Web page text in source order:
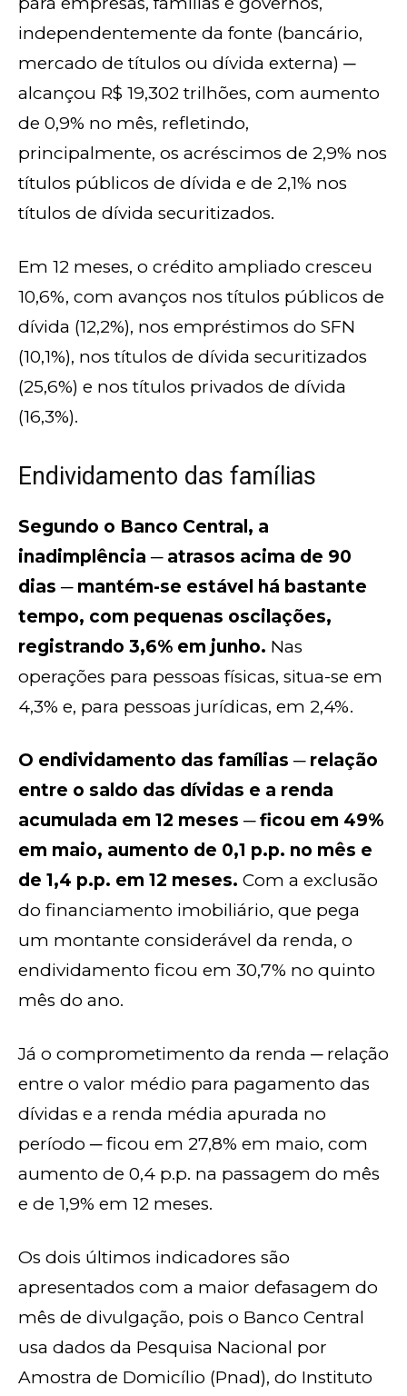
independentemente da fonte (bancário,
mercado de títulos ou dívida externa) ─
alcançou R$ 19,302 trilhões, com aumento
de 0,9% no mês, refletindo,
principalmente, os acréscimos de 2,9% nos
títulos públicos de dívida e de 2,1% nos
títulos de dívida securitizados.
Em 12 meses, o crédito ampliado cresceu
10,6%, com avanços nos títulos públicos de
dívida (12,2%), nos empréstimos do SFN
(10,1%), nos títulos de dívida securitizados
(25,6%) e nos títulos privados de dívida
(16,3%).
Endividamento das famílias
Segundo o Banco Central, a
inadimplência ─ atrasos acima de 90
dias ─ mantém-se estável há bastante
tempo, com pequenas oscilações,
registrando 3,6% em junho. Nas
operações para pessoas físicas, situa-se em
4,3% e, para pessoas jurídicas, em 2,4%.
O endividamento das famílias ─ relação
entre o saldo das dívidas e a renda
acumulada em 12 meses ─ ficou em 49%
em maio, aumento de 0,1 p.p. no mês e
de 1,4 p.p. em 12 meses. Com a exclusão
do financiamento imobiliário, que pega
um montante considerável da renda, o
endividamento ficou em 30,7% no quinto
mês do ano.
Já o comprometimento da renda ─ relação
entre o valor médio para pagamento das
dívidas e a renda média apurada no
período ─ ficou em 27,8% em maio, com
aumento de 0,4 p.p. na passagem do mês
e de 1,9% em 12 meses.
Os dois últimos indicadores são
apresentados com a maior defasagem do
mês de divulgação, pois o Banco Central
usa dados da Pesquisa Nacional por
Amostra de Domicílio (Pnad), do Instituto